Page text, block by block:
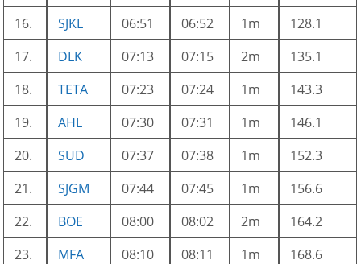
16.
SJKL 06:51 06:52 1m
128.1
17.
DLK 07:13 07:15 2m
135.1
18.
TETA 07:23 07:24 1m
143.3
19.
AHL 07:30 07:31 1m
146.1
20.
SUD 07:37 07:38 1m
152.3
21.
SJGM 07:44 07:45 1m
156.6
22.
BOE 08:00 08:02 2m
164.2
23.
MFA 08:10 08:11 1m
168.6